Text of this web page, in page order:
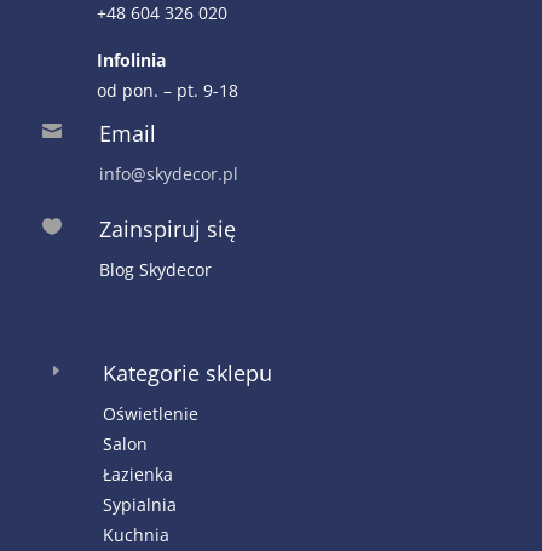
+48 604 326 020
Infolinia
od pon. – pt. 9-18
 Email
info@skydecor.pl
 Zainspiruj się
Blog Skydecor
E Kategorie sklepu
Oświetlenie
Salon
Łazienka
Sypialnia
Kuchnia